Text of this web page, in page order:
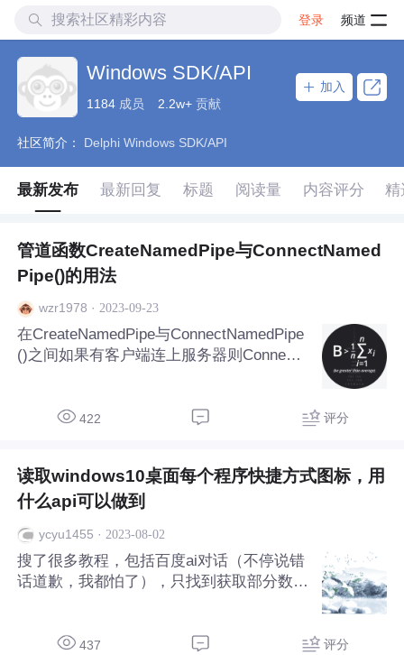
登录 频道
Windows SDK/API
1184 成员 2.2w+ 贡献
加入
社区简介： Delphi Windows SDK/API
最新发布 最新回复 标题 阅读量 内容评分 精
管道函数CreateNamedPipe与ConnectNamed
Pipe()的用法
wzr1978 · 2023-09-23
在CreateNamedPipe与ConnectNamedPipe
()之间如果有客户端连上服务器则Connect
建不就是为客户端连
422 评分
读取windows10桌面每个程序快捷方式图标，用
什么api可以做到
ycyu1455 · 2023-08-02
搜了很多教程，包括百度ai对话（不停说错
话道歉，我都怕了），只找到获取部分数据
用IShellFolder接口读取每个快捷方式的图
437 评分